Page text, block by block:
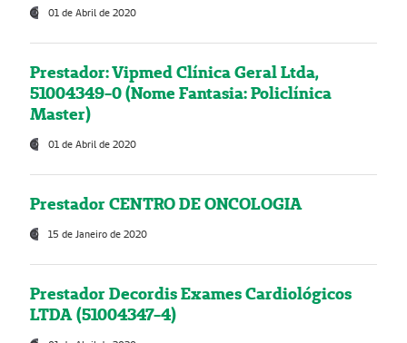
01 de Abril de 2020
Prestador: Vipmed Clínica Geral Ltda,
51004349-0 (Nome Fantasia: Policlínica
Master)
01 de Abril de 2020
Prestador CENTRO DE ONCOLOGIA
15 de Janeiro de 2020
Prestador Decordis Exames Cardiológicos
LTDA (51004347-4)